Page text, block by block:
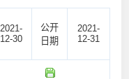
2021-
12-30
公开
日期
2021-
12-31